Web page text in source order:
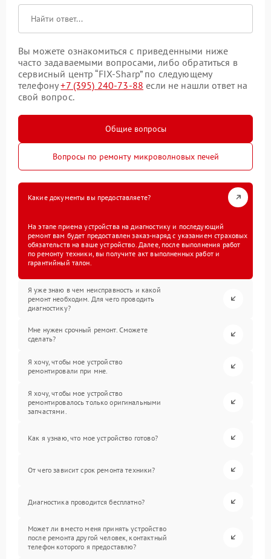
Вы можете ознакомиться с приведенными ниже
часто задаваемыми вопросами, либо обратиться в
сервисный центр “FIX-Sharp” по следующему
телефону+7 (395) 240-73-88 если не нашли ответ на
свой вопрос.
Общие вопросы
Вопросы по ремонту микроволновых печей
Какие документы вы предоставляете?
На этапе приема устройства на диагностику и последующий
ремонт вам будет предоставлен заказ-наряд с указанием страховых
обязательств на ваше устройство. Далее, после выполнения работ
по ремонту техники, вы получите акт выполненных работ и
гарантийный талон.
Я уже знаю в чем неисправность и какой
ремонт необходим. Для чего проводить
диагностику?
Мне нужен срочный ремонт. Сможете
сделать?
Я хочу, чтобы мое устройство
ремонтировали при мне.
Я хочу, чтобы мое устройство
ремонтировалось только оригинальными
запчастями.
Как я узнаю, что мое устройство готово?
От чего зависит срок ремонта техники?
Диагностика проводится бесплатно?
Может ли вместо меня принять устройство
после ремонта другой человек, контактный
телефон которого я предоставлю?